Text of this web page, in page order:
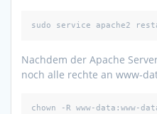
sudo service apache2
Nachdem der Apache
noch alle rechte an www-
chown -R www-data:www-